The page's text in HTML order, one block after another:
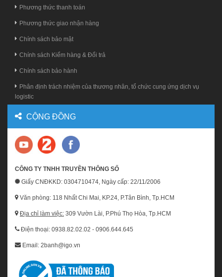
Phương thức thanh toán
Phương thức giao nhận hàng
Chính sách bảo mật
Chính sách Kiểm hàng & Đổi trả
Chính sách bảo hành
Phân định trách nhiệm của thương nhân, tổ chức cung ứng dịch vụ
logistic
CỘNG ĐỒNG
CÔNG TY TNHH TRUYỀN THÔNG SỐ
Giấy CNĐKKD: 0304710474, Ngày cấp: 22/11/2006
Văn phòng: 118 Nhất Chi Mai, KP.24, P.Tân Bình, Tp.HCM
Địa chỉ làm việc: 309 Vườn Lài, P.Phú Thọ Hòa, Tp.HCM
Điện thoại: 0938.82.02.02 - 0906.644.645
Email: 2banh@igo.vn